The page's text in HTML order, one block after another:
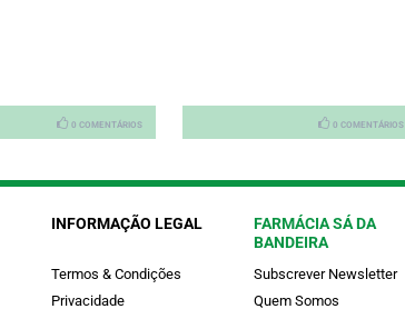
0 COMENTÁRIOS 0 COMENTÁRIOS
INFORMAÇÃO LEGAL
Termos & Condições
Privacidade
FARMÁCIA SÁ DA
BANDEIRA
Subscrever Newsletter
Quem Somos